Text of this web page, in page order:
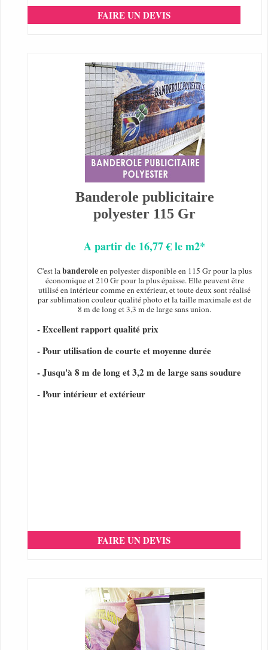
FAIRE UN DEVIS
Banderole publicitaire
polyester 115 Gr
A partir de 16,77 € le m2*
C'est labanderoleen polyester disponible en 115 Gr pour la plus
économique et 210 Gr pour la plus épaisse. Elle peuvent être
utilisé en intérieur comme en extérieur, et toute deux sont réalisé
par sublimation couleur qualité photo et la taille maximale est de
8 m de long et 3,3 m de large sans union.
- Excellent rapport qualité prix
- Pour utilisation de courte et moyenne durée
- Jusqu'à 8 m de long et 3,2 m de large sans soudure
- Pour intérieur et extérieur
FAIRE UN DEVIS